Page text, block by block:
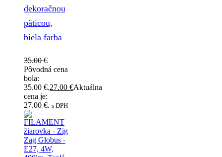
dekoračnou
päticou,
biela farba
35.00€
Pôvodná cena
bola:
35.00 €.27.00 €Aktuálna
cena je:
27.00 €. s DPH